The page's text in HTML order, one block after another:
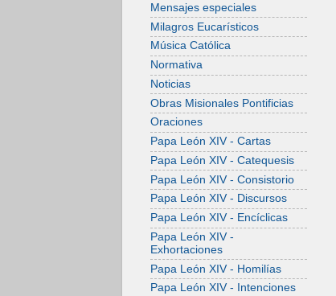
Mensajes especiales
Milagros Eucarísticos
Música Católica
Normativa
Noticias
Obras Misionales Pontificias
Oraciones
Papa León XIV - Cartas
Papa León XIV - Catequesis
Papa León XIV - Consistorio
Papa León XIV - Discursos
Papa León XIV - Encíclicas
Papa León XIV -
Exhortaciones
Papa León XIV - Homilías
Papa León XIV - Intenciones